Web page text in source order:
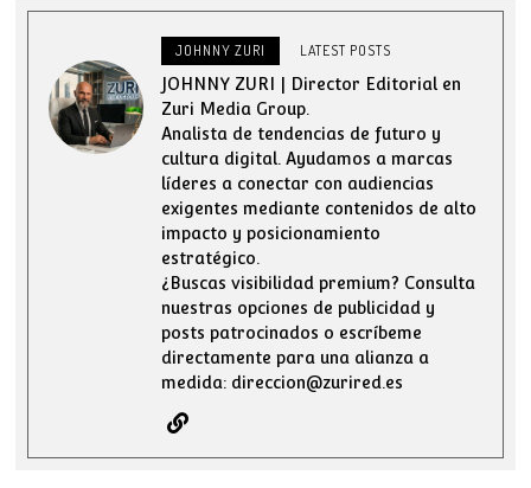
JOHNNY ZURI LATEST POSTS
JOHNNY ZURI | Director Editorial en
Zuri Media Group.
Analista de tendencias de futuro y
cultura digital. Ayudamos a marcas
líderes a conectar con audiencias
exigentes mediante contenidos de alto
impacto y posicionamiento
estratégico.
¿Buscas visibilidad premium? Consulta
nuestras opciones de publicidad y
posts patrocinados o escríbeme
directamente para una alianza a
medida: direccion@zurired.es